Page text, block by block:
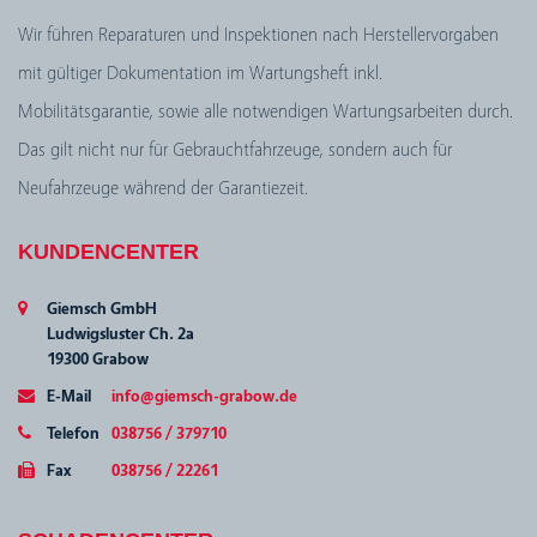
Wir führen Reparaturen und Inspektionen nach Herstellervorgaben
mit gültiger Dokumentation im Wartungsheft inkl.
Mobilitätsgarantie, sowie alle notwendigen Wartungsarbeiten durch.
Das gilt nicht nur für Gebrauchtfahrzeuge, sondern auch für
Neufahrzeuge während der Garantiezeit.
KUNDENCENTER
Giemsch GmbH
Ludwigsluster Ch. 2a
19300 Grabow
E-Mail
info@giemsch-grabow.de
Telefon
038756 / 379710
Fax
038756 / 22261